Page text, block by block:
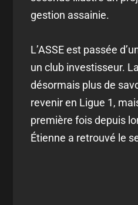
gestion assainie.
L’ASSE est passée
un club investisseur.
désormais plus de
revenir en Ligue 1,
première fois depuis
Étienne a retrouvé le